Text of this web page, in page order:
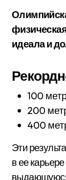
идеала и
100
200
400
Эти
в ее